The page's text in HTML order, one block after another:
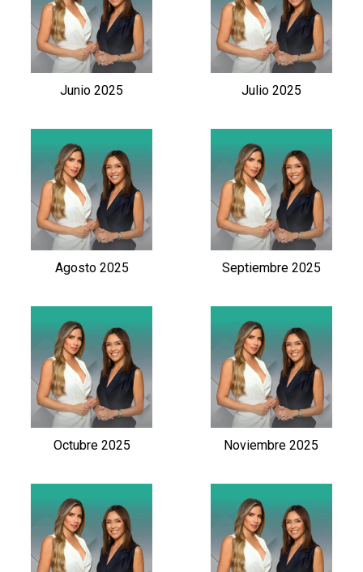
Junio 2025 Julio 2025
Agosto 2025 Septiembre 2025
Octubre 2025 Noviembre 2025